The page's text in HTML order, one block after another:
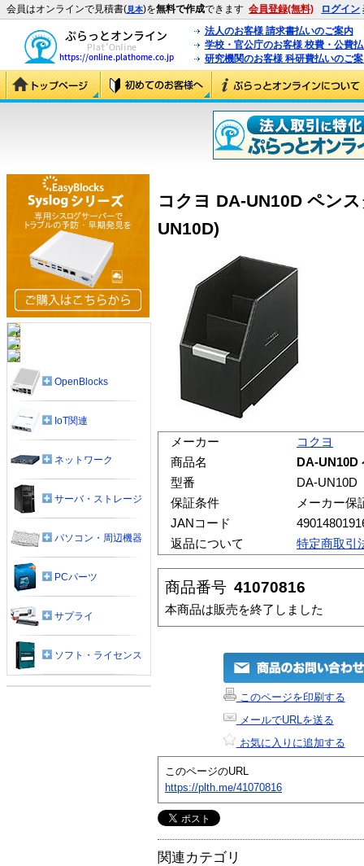
会員はオンラインで見積書(見本)を無料で作成できます 会員登録(無料) ログイン
法人のお客様 請求書払いのご案内
学校・官公庁のお客様 校費・公費
研究機関のお客様 科研費払いのご
コクヨ DA-UN10D ペン
UN10D)
メーカー
コクヨ
商品名
DA-UN10D
型番
DA-UN10D
保証条件
メーカー保
JANコード
返品について
特定商取引
商品番号 41070816
本商品は販売を終了しました
このページを印刷する
メールでURLを送る
お気に入りに追加する
このページのURL
https://plth.me/41070816
関連カテゴリ
OpenBlocks
IoT関連
ネットワーク
サーバ・ストレージ
パソコン・周辺機器
PCパーツ
サプライ
ソフト・ライセンス